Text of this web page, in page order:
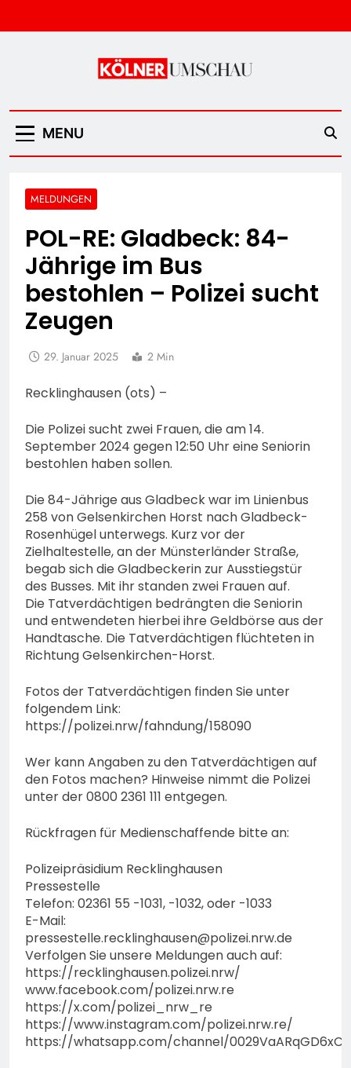
to
Kölner Umschau
MENU
MELDUNGEN
POL-RE: Gladbeck: 84-
Jährige im Bus
bestohlen – Polizei sucht
Zeugen
29. Januar 2025 2 Min
Recklinghausen (ots) –
Die Polizei sucht zwei Frauen, die am 14.
September 2024 gegen 12:50 Uhr eine Seniorin
bestohlen haben sollen.
Die 84-Jährige aus Gladbeck war im Linienbus
258 von Gelsenkirchen Horst nach Gladbeck-
Rosenhügel unterwegs. Kurz vor der
Zielhaltestelle, an der Münsterländer Straße,
begab sich die Gladbeckerin zur Ausstiegstür
des Busses. Mit ihr standen zwei Frauen auf.
Die Tatverdächtigen bedrängten die Seniorin
und entwendeten hierbei ihre Geldbörse aus der
Handtasche. Die Tatverdächtigen flüchteten in
Richtung Gelsenkirchen-Horst.
Fotos der Tatverdächtigen finden Sie unter
folgendem Link:
https://polizei.nrw/fahndung/158090
Wer kann Angaben zu den Tatverdächtigen auf
den Fotos machen? Hinweise nimmt die Polizei
unter der 0800 2361 111 entgegen.
Rückfragen für Medienschaffende bitte an:
Polizeipräsidium Recklinghausen
Pressestelle
Telefon: 02361 55 -1031, -1032, oder -1033
E-Mail:
pressestelle.recklinghausen@polizei.nrw.de
Verfolgen Sie unsere Meldungen auch auf:
https://recklinghausen.polizei.nrw/
www.facebook.com/polizei.nrw.re
https://x.com/polizei_nrw_re
https://www.instagram.com/polizei.nrw.re/
https://whatsapp.com/channel/